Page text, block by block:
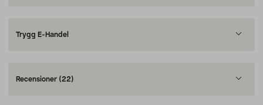
Trygg E-Handel
Recensioner (22)